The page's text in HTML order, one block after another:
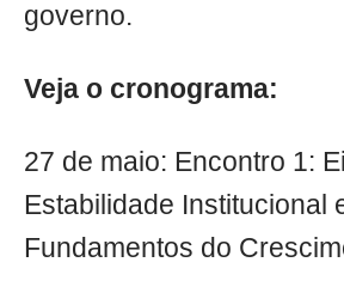
governo.
Veja o cronograma:
27 de maio: Encontro 1:
Estabilidade Institucional
Fundamentos do